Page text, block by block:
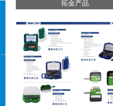
拓金产品